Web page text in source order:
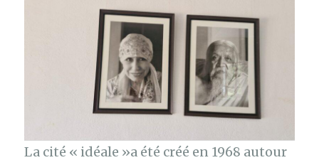
La cité « idéale »a été créé en 1968 autour